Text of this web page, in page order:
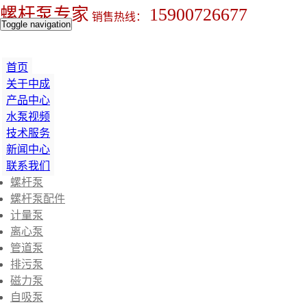
螺杆泵专家 销售热线： 15900726677
Toggle navigation
首页
关于中成
产品中心
水泵视频
技术服务
新闻中心
联系我们
螺杆泵
螺杆泵配件
计量泵
离心泵
管道泵
排污泵
磁力泵
自吸泵